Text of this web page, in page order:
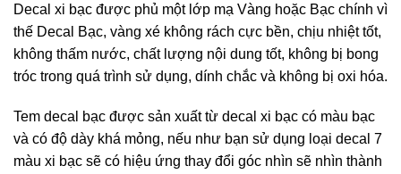
Decal xi bạc được phủ một lớp mạ Vàng hoặc Bạc chính vì
thế Decal Bạc, vàng xé không rách cực bền, chịu nhiệt tốt,
không thấm nước, chất lượng nội dung tốt, không bị bong
tróc trong quá trình sử dụng, dính chắc và không bị oxi hóa.
Tem decal bạc được sản xuất từ decal xi bạc có màu bạc
và có độ dày khá mỏng, nếu như bạn sử dụng loại decal 7
màu xi bạc sẽ có hiệu ứng thay đổi góc nhìn sẽ nhìn thành